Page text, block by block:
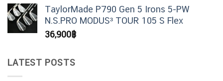
was:
18,500฿.
is:
14,800฿.
TaylorMade P790 Gen 5 Irons 5-PW
N.S.PRO MODUS³ TOUR 105 S Flex
36,900฿
LATEST POSTS